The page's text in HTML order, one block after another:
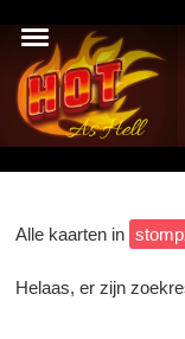
Alle kaarten in
Helaas, er zijn